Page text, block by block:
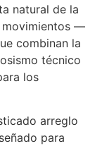
natural de la
movimientos —
combinan la
técnico
los
arreglo
para